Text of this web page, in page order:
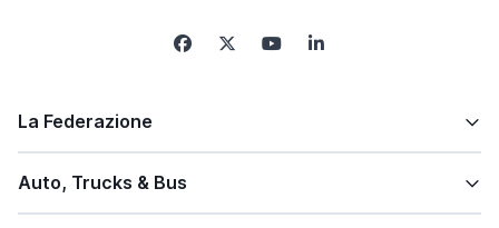
La Federazione
Auto, Trucks & Bus